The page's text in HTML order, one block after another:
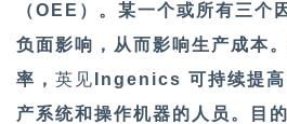
规划与实施
（OEE ） 。某一个或所有三个
负面影响，从而影响生产成本
率， 英见 Ingenics 可持续提高
产系统和操作机器的人员。目